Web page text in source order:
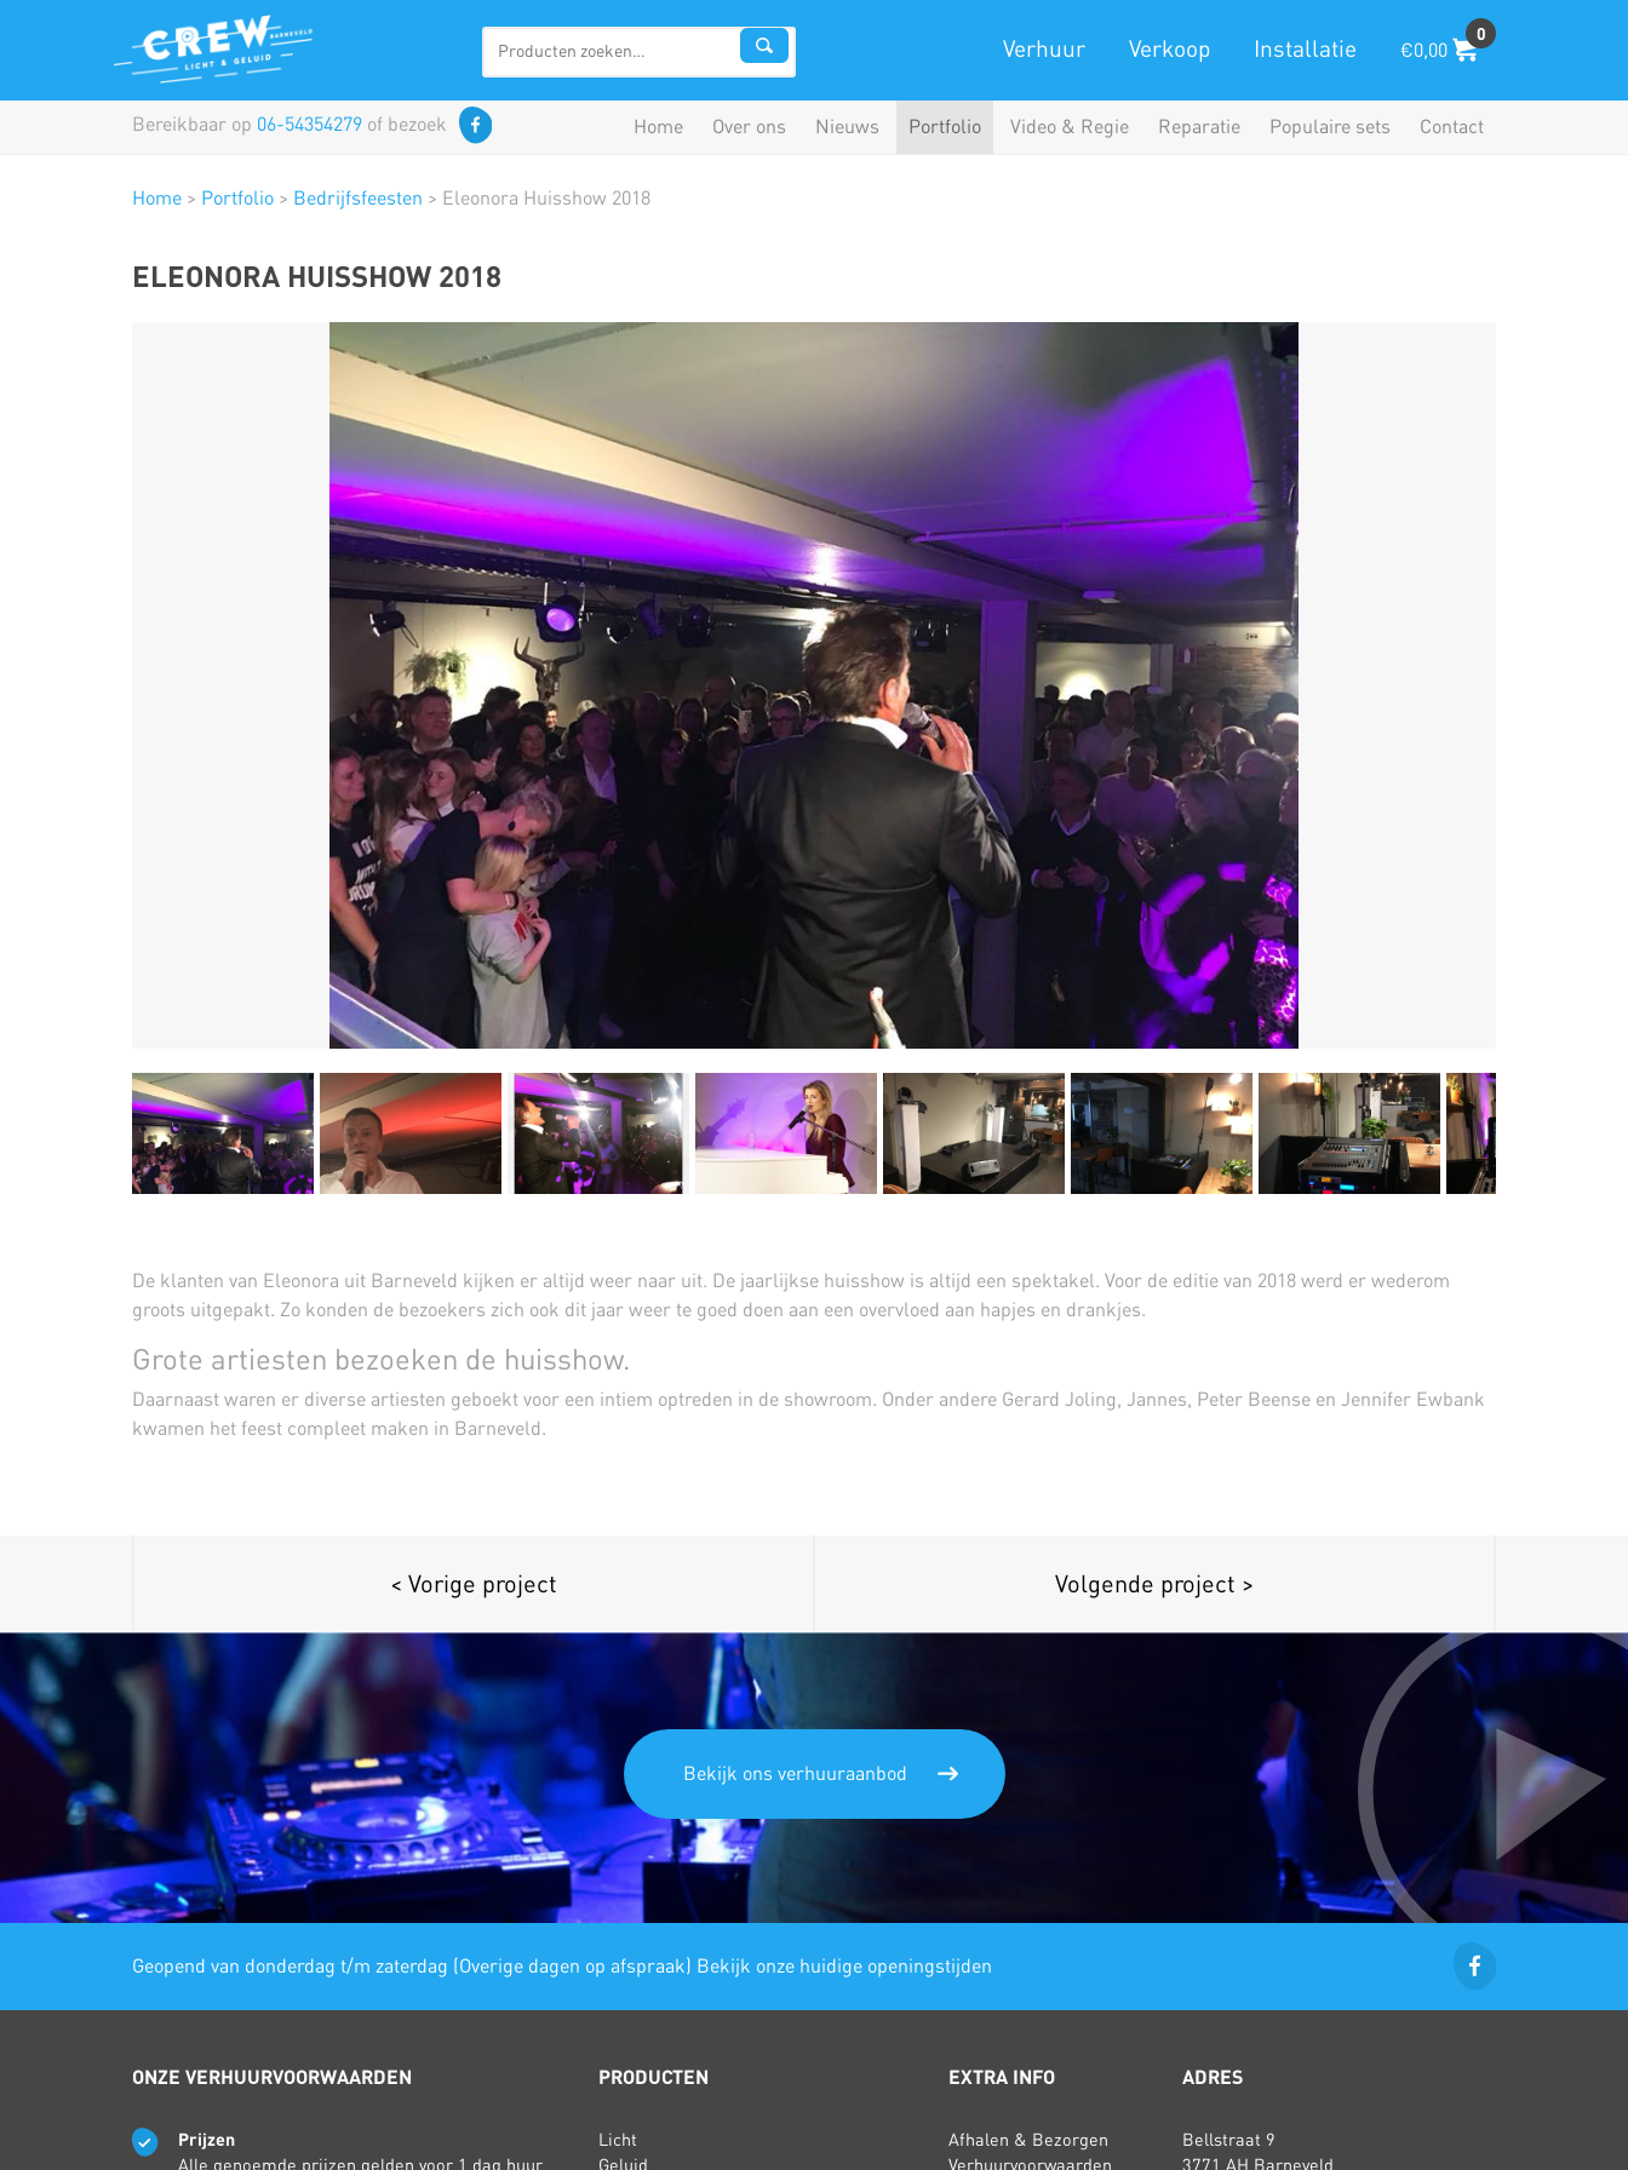
Verhuur Verkoop Installatie
0
€0,00
Bereikbaar op 06-54354279 of bezoek Home Over ons Nieuws Portfolio Video & Regie Reparatie Populaire sets Contact
Home > Portfolio > Bedrijfsfeesten > Eleonora Huisshow 2018
ELEONORA HUISSHOW 2018
De klanten van Eleonora uit Barneveld kijken er altijd weer naar uit. De jaarlijkse huisshow is altijd een spektakel. Voor de editie van 2018 werd er wederom
groots uitgepakt. Zo konden de bezoekers zich ook dit jaar weer te goed doen aan een overvloed aan hapjes en drankjes.
Grote artiesten bezoeken de huisshow.
Daarnaast waren er diverse artiesten geboekt voor een intiem optreden in de showroom. Onder andere Gerard Joling, Jannes, Peter Beense en Jennifer Ewbank
kwamen het feest compleet maken in Barneveld.
< Vorige project Volgende project >
Bekijk ons verhuuraanbod
Geopend van donderdag t/m zaterdag (Overige dagen op afspraak) Bekijk onze huidige openingstijden
ONZE VERHUURVOORWAARDEN
Prijzen
Alle genoemde prijzen gelden voor 1 dag huur
PRODUCTEN
Licht
Geluid
EXTRA INFO
Afhalen & Bezorgen
Verhuurvoorwaarden
ADRES
Bellstraat 9
3771 AH Barneveld